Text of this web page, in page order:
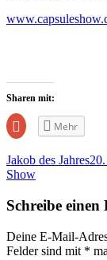
Sharen mit:
Zum
Teilen
anklicken
(Wird
in
Fenster
geöffnet)
Mehr
Jakob des Jahres
Show
Schreibe
Deine E-Mail-
Felder sind mit *